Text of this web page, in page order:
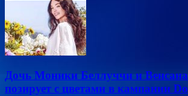
Дочь Моники Беллуччи и Венсана
позирует с цветами в кампании